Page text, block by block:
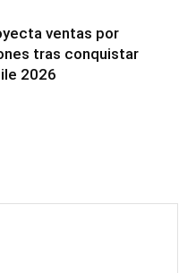
ventas por
tras conquistar
2026